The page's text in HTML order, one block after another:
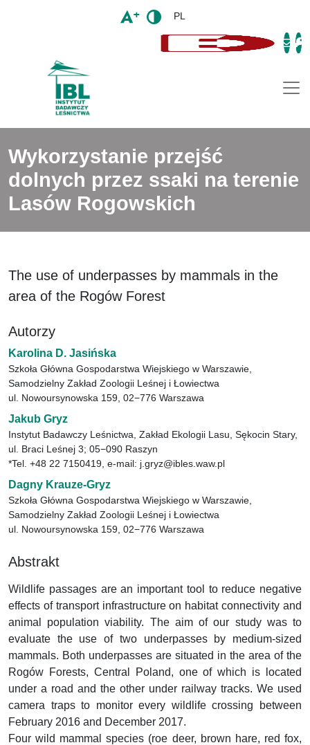
PL
Wykorzystanie przejść
dolnych przez ssaki na terenie
Lasów Rogowskich
The use of underpasses by mammals in the
area of the Rogów Forest
Autorzy
Karolina D. Jasińska
Szkoła Główna Gospodarstwa Wiejskiego w Warszawie,
Samodzielny Zakład Zoologii Leśnej i Łowiectwa
ul. Nowoursynowska 159, 02−776 Warszawa
Jakub Gryz
Instytut Badawczy Leśnictwa, Zakład Ekologii Lasu, Sękocin Stary,
ul. Braci Leśnej 3; 05−090 Raszyn
*Tel. +48 22 7150419, e-mail: j.gryz@ibles.waw.pl
Dagny Krauze-Gryz
Szkoła Główna Gospodarstwa Wiejskiego w Warszawie,
Samodzielny Zakład Zoologii Leśnej i Łowiectwa
ul. Nowoursynowska 159, 02−776 Warszawa
Abstrakt
Wildlife passages are an important tool to reduce negative
effects of transport infrastructure on habitat connectivity and
animal population viability. The aim of our study was to
evaluate the use of two underpasses by medium-sized
mammals. Both underpasses are situated in the area of the
Rogów Forests, Central Poland, one of which is located
under a road and the other under railway tracks. We used
camera traps to monitor every wildlife crossing between
February 2016 and December 2017.
Four wild mammal species (roe deer, brown hare, red fox,